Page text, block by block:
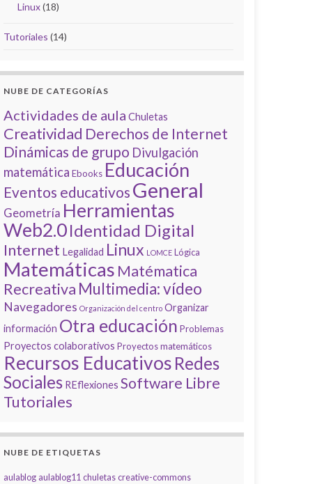
Linux(18)
Tutoriales (14)
NUBE DE CATEGORÍAS
Actividades de aula Chuletas
Creatividad Derechos de Internet
Dinámicas de grupo Divulgación
matemática Ebooks Educación
Eventos educativos General
Geometría Herramientas
Web2.0Identidad Digital
Internet Legalidad Linux LOMCE Lógica
Matemáticas Matématica
Recreativa Multimedia: vídeo
Navegadores Organización del centro Organizar
información Otra educación Problemas
Proyectos colaborativos Proyectos matemáticos
Recursos Educativos Redes
Sociales REflexiones Software Libre
Tutoriales
NUBE DE ETIQUETAS
aulablog aulablog11 chuletas creative-commons